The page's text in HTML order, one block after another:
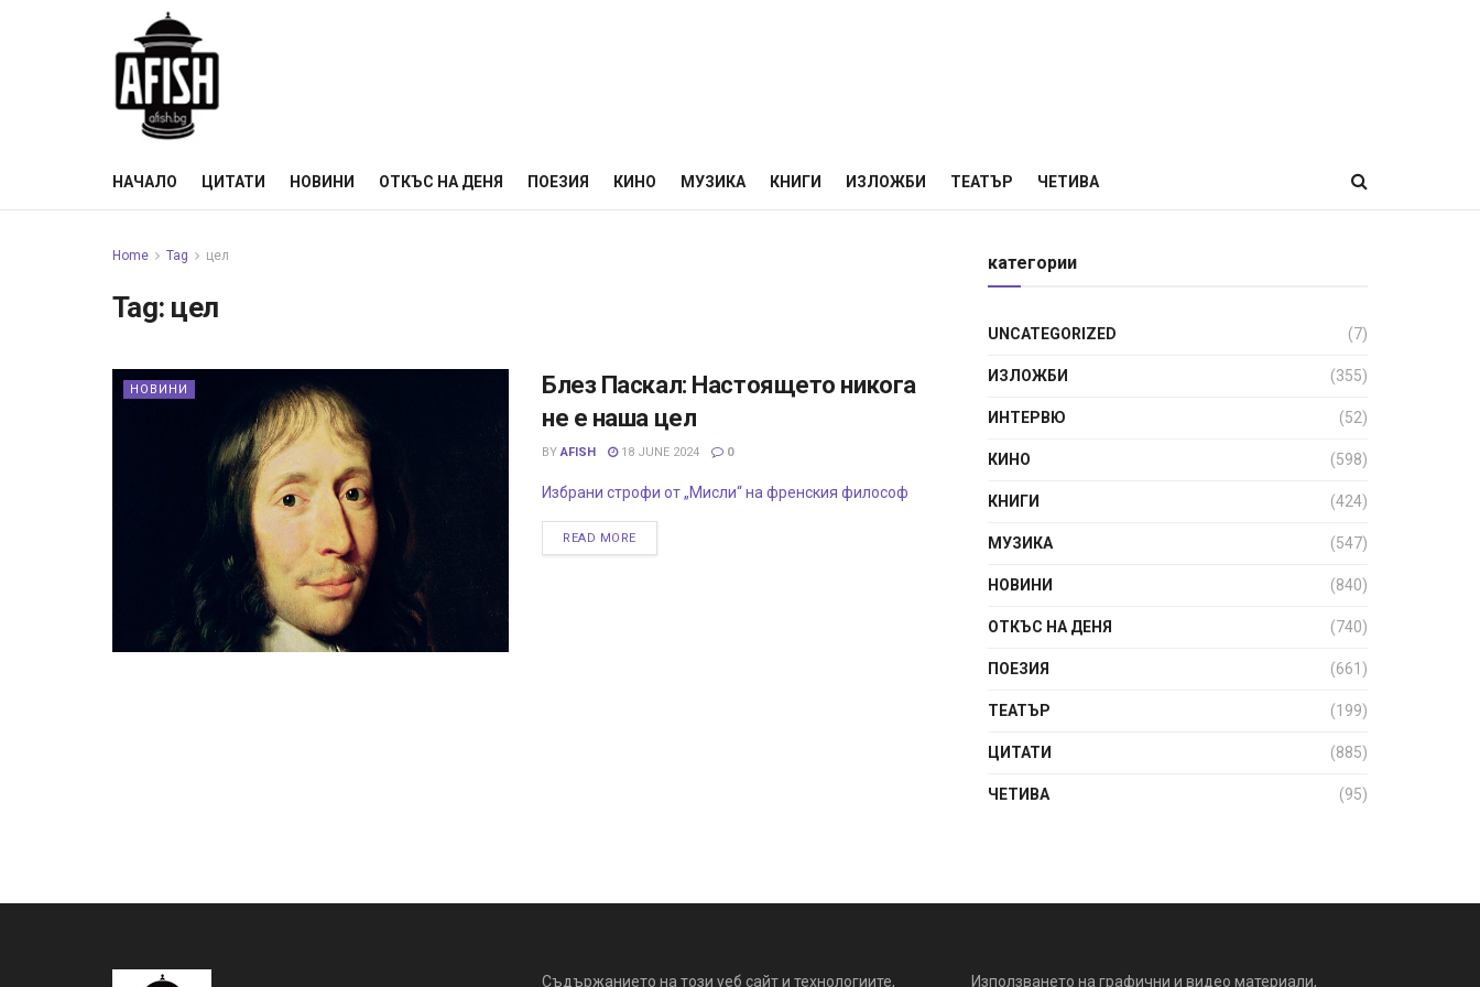
НАЧАЛО ЦИТАТИ НОВИНИ ОТКЪС НА ДЕНЯ ПОЕЗИЯ КИНО МУЗИКА КНИГИ ИЗЛОЖБИ ТЕАТЪР ЧЕТИВА
Home Tag цел
Tag: цел
НОВИНИ
Блез Паскал: Настоящето никога
не е наша цел
BY AFISH 18 JUNE 2024 0
Избрани строфи от „Мисли“ на френския философ
READ MORE
категории
UNCATEGORIZED (7)
ИЗЛОЖБИ (355)
ИНТЕРВЮ (52)
КИНО (598)
КНИГИ (424)
МУЗИКА (547)
НОВИНИ (840)
ОТКЪС НА ДЕНЯ (740)
ПОЕЗИЯ (661)
ТЕАТЪР (199)
ЦИТАТИ (885)
ЧЕТИВА (95)
Съдържанието на този уеб сайт и технологиите, Използването на графични и видео материали,